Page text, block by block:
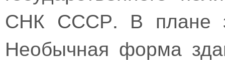
СНК СССР. В плане
Необычная форма